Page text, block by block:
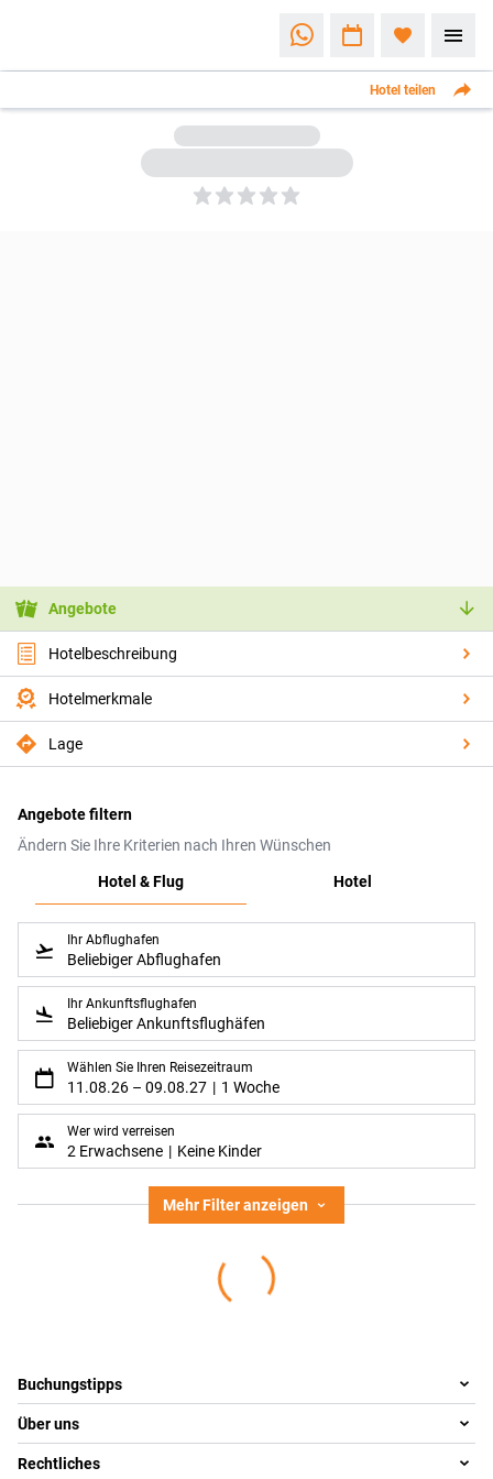
Hotel teilen
5
Angebote
Hotelbeschreibung
Hotelmerkmale
Lage
Angebote filtern
Ändern Sie Ihre Kriterien nach Ihren Wünschen
Hotel & Flug
Hotel
Ihr Abflughafen
Beliebiger Abflughafen
Ihr Ankunftsflughafen
Beliebiger Ankunftsflughäfen
Wählen Sie Ihren Reisezeitraum
11.08.26 – 09.08.27 1 Woche
Wer wird verreisen
2 Erwachsene Keine Kinder
Mehr Filter anzeigen
Footer navigation
Buchungstipps
Warum im Reisebüro buchen
Reisewelten
Über uns
Team
Rechtliches